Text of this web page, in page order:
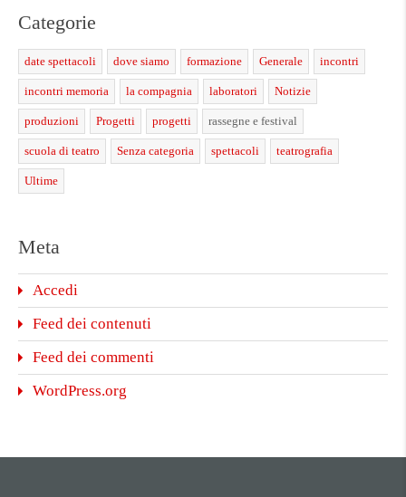
Categorie
date spettacoli dove siamo formazione Generale incontri
incontri memoria la compagnia laboratori Notizie
produzioni Progetti progetti rassegne e festival
scuola di teatro Senza categoria spettacoli teatrografia
Ultime
Meta
Accedi
Feed dei contenuti
Feed dei commenti
WordPress.org